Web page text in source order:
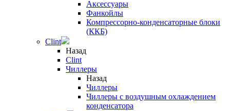
Аксессуары
Фанкойлы
Компрессорно-конденсаторные блоки
(ККБ)
Clint
Назад
Clint
Чиллеры
Назад
Чиллеры
Чиллеры с воздушным охлаждением
конденсатора